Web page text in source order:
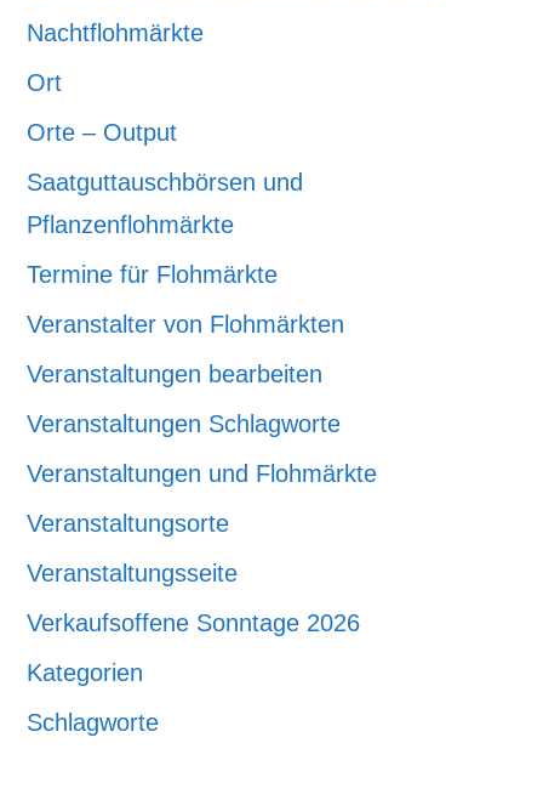
Nachtflohmärkte
Ort
Orte – Output
Saatguttauschbörsen und
Pflanzenflohmärkte
Termine für Flohmärkte
Veranstalter von Flohmärkten
Veranstaltungen bearbeiten
Veranstaltungen Schlagworte
Veranstaltungen und Flohmärkte
Veranstaltungsorte
Veranstaltungsseite
Verkaufsoffene Sonntage 2026
Kategorien
Schlagworte